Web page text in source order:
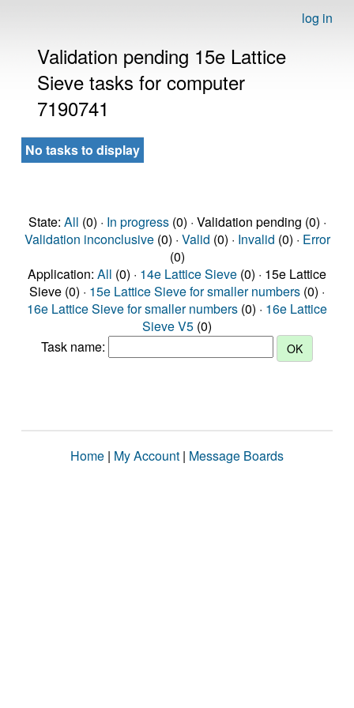
log in
Validation pending 15e Lattice
Sieve tasks for computer
7190741
No tasks to display
State: All (0) · In progress(0) · Validation pending (0) ·
Validation inconclusive(0) · Valid (0) · Invalid (0) · Error
(0)
Application: All (0) · 14e Lattice Sieve (0) · 15e Lattice
Sieve (0) · 15e Lattice Sieve for smaller numbers (0) ·
16e Lattice Sieve for smaller numbers (0) · 16e Lattice
Sieve V5 (0)
Task name:
Home | My Account | Message Boards